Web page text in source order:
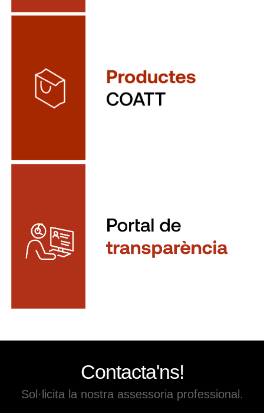
Contacta'ns!
Sol·licita la nostra assessoria professional.